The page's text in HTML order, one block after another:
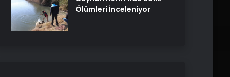
Ölümleri İnceleniyor